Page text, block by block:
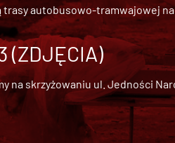
trasy autobusowo-tramwajowej
(ZDJĘCIA)
skrzyżowaniu ul. Jedności